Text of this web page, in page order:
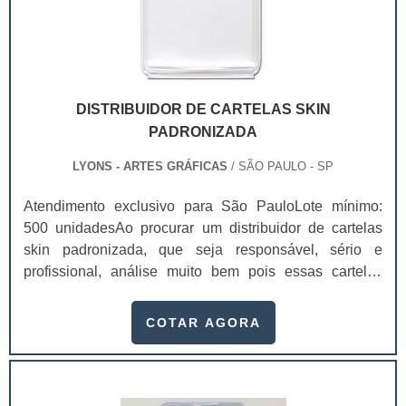
gramaturas, assim como a bolha..
atividades e organizar uma agenda. Existem diversos
dividido o tempo. No mundo ocidental, o calendário
mais usado é o calendário gregoriano.
DISTRIBUIDOR DE CARTELAS SKIN
PADRONIZADA
LYONS - ARTES GRÁFICAS / SÃO PAULO - SP
Atendimento exclusivo para São PauloLote mínimo:
500 unidadesAo procurar um distribuidor de cartelas
skin padronizada, que seja responsável, sério e
profissional, análise muito bem pois essas cartelas
produto.A busca por empresas sérias para adquirir esse
podem assegurar aos clientes características pontuais
matérias primas de altíssima qualidade;Padronização
COTAR AGORA